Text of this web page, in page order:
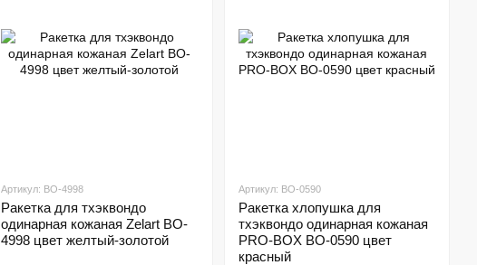
Артикул: BO-4998
Ракетка для тхэквондо
одинарная кожаная Zelart BO-
4998 цвет желтый-золотой
Артикул: BO-0590
Ракетка хлопушка для
тхэквондо одинарная кожаная
PRO-BOX BO-0590 цвет
красный